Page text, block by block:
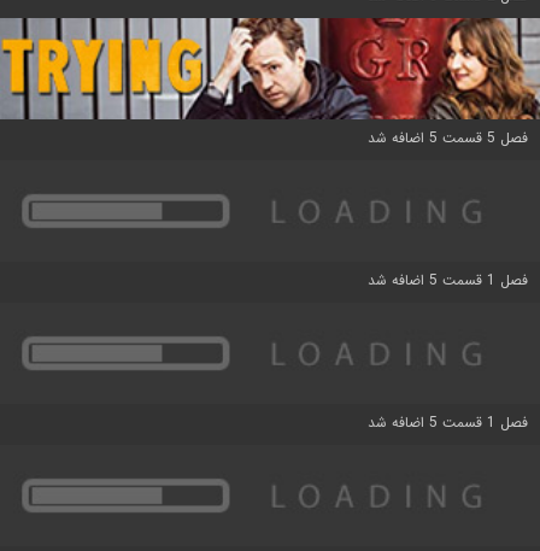
فصل 5 قسمت 5 اضافه شد
فصل 1 قسمت 5 اضافه شد
فصل 1 قسمت 5 اضافه شد